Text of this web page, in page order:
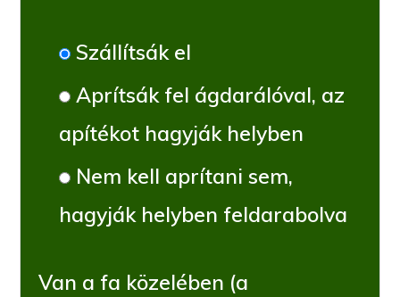
Szállítsák el
Aprítsák fel ágdarálóval, az
apítékot hagyják helyben
Nem kell aprítani sem,
hagyják helyben feldarabolva
Van a fa közelében (a